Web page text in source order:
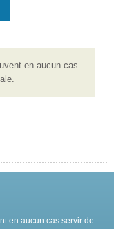
en aucun cas
en aucun cas servir de